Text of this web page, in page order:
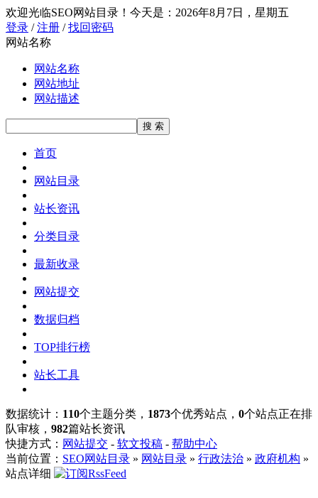
欢迎光临SEO网站目录！ 今天是：2026年8月7日，星期五
登录 /注册 /找回密码
网站名称
网站名称
网站地址
网站描述
首页
网站目录
站长资讯
分类目录
最新收录
网站提交
数据归档
TOP排行榜
站长工具
数据统计： 110个主题分类， 1873个优秀站点， 0个站点正在排
队审核， 982篇站长资讯
快捷方式： 网站提交 - 软文投稿 - 帮助中心
当前位置： SEO网站目录 » 网站目录 » 行政法治 » 政府机构 »
站点详细